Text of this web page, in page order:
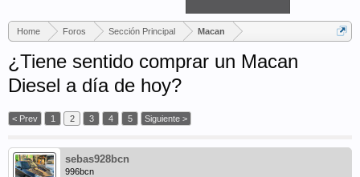
Home Foros Sección Principal Macan
¿Tiene sentido comprar un Macan
Diesel a día de hoy?
< Prev 1 2 3 4 5 Siguiente >
sebas928bcn
996bcn